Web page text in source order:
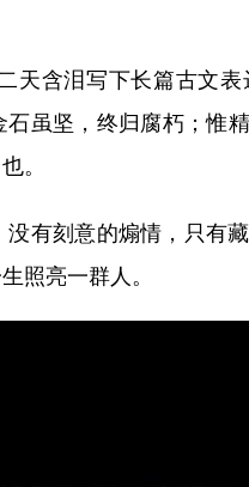
含泪写下长篇古文表
虽坚，终归腐朽；惟
。
刻意的煽情，只有
照亮一群人。